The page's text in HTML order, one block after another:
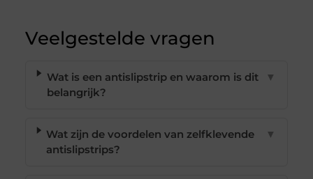
Veelgestelde vragen
Wat is een antislipstrip en waarom is dit
belangrijk?
▼
Wat zijn de voordelen van zelfklevende
antislipstrips?
▼